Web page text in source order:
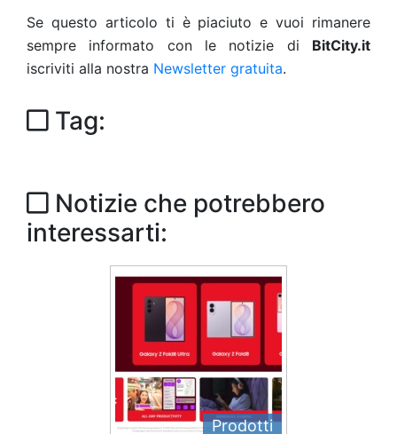
Se questo articolo ti è piaciuto e vuoi rimanere
sempre informato con le notizie di BitCity.it
iscriviti alla nostra Newsletter gratuita.
Tag:
Notizie che potrebbero
interessarti:
Prodotti